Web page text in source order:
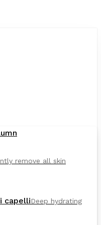
remove all skin
capelliDeep hydrating